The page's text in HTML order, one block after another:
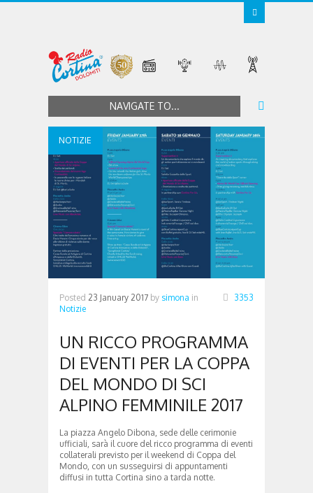
NAVIGATE TO...
NOTIZIE
Posted 23 January 2017 by simona in
Notizie
3353
UN RICCO PROGRAMMA
DI EVENTI PER LA COPPA
DEL MONDO DI SCI
ALPINO FEMMINILE 2017
La piazza Angelo Dibona, sede delle cerimonie
ufficiali, sarà il cuore del ricco programma di eventi
collaterali previsto per il weekend di Coppa del
Mondo, con un susseguirsi di appuntamenti
diffusi in tutta Cortina sino a tarda notte.